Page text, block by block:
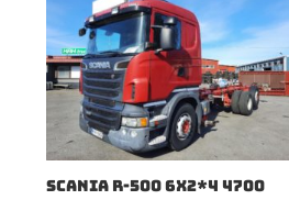
SCANIA R-500 6X2*4 4700